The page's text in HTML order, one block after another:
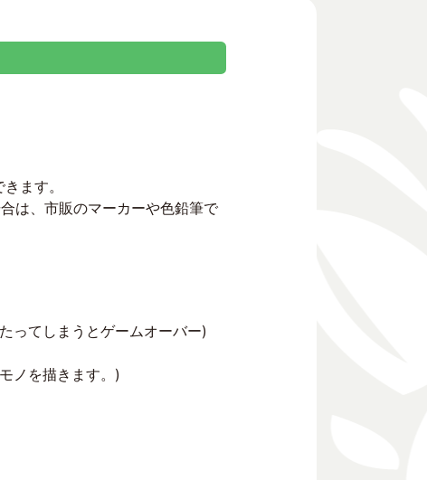
ます。
は、市販のマーカーや色鉛筆で
ってしまうとゲームオーバー)
ノを描きます。)